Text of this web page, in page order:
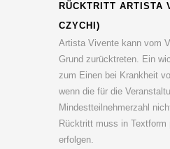
RÜCKTRITT ARTISTA
CZYCHI)
Artista Vivente kann vom
Grund zurücktreten. Ein
zum Einen bei Krankheit
wenn die für die
Mindestteilnehmerzahl
Rücktritt muss in
erfolgen.